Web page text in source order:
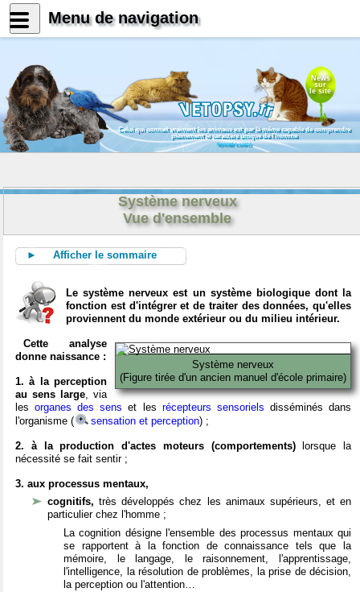
News
sur
le site
Celui qui connait vraiment les animaux est par là même capable de comprendre
pleinement le caractère unique de l'homme
Konrad Lorenz
Système nerveux
Vue d'ensemble
► Afficher le sommaire
Le système nerveux est un système biologique dont la
fonction est d'intégrer et de traiter des données, qu'elles
proviennent du monde extérieur ou du milieu intérieur.
Système nerveux
(Figure tirée d'un ancien manuel d'école primaire)
Cette analyse
donne naissance :
1. à la perception
au sens large, via
lesorganes des sens et les récepteurs sensoriels disséminés dans
l'organisme (
sensation et perception) ;
2. à la production d'actes moteurs (comportements)lorsque la
nécessité se fait sentir ;
3. aux processus mentaux,
cognitifs,très développés chez les animaux supérieurs, et en
particulier chez l'homme ;
La cognition désigne l'ensemble des processus mentaux qui
se rapportent à la fonction de connaissance tels que la
mémoire, le langage, le raisonnement, l'apprentissage,
l'intelligence, la résolution de problèmes, la prise de décision,
la perception ou l'attention…
Menu de navigation